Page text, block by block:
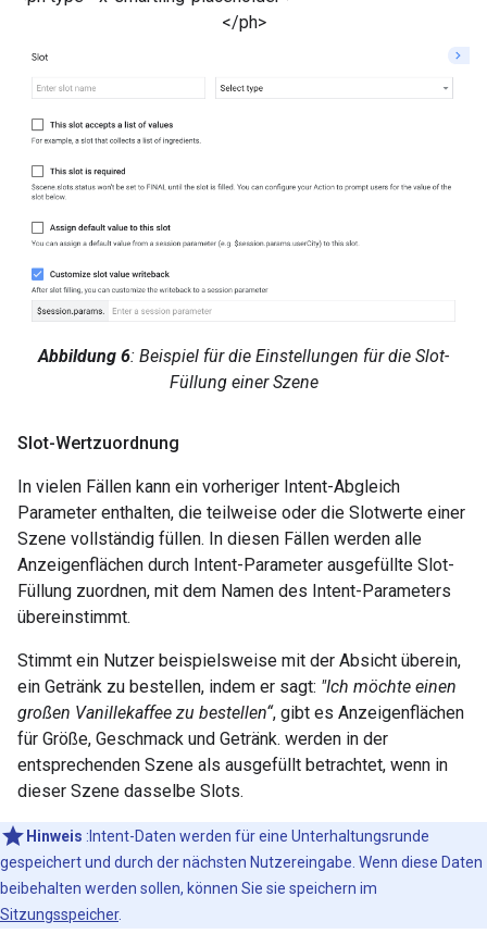
</ph>
Abbildung 6: Beispiel für die Einstellungen für die Slot-
Füllung einer Szene
Slot-Wertzuordnung
In vielen Fällen kann ein vorheriger Intent-Abgleich
Parameter enthalten, die teilweise oder die Slotwerte einer
Szene vollständig füllen. In diesen Fällen werden alle
Anzeigenflächen durch Intent-Parameter ausgefüllte Slot-
Füllung zuordnen, mit dem Namen des Intent-Parameters
übereinstimmt.
Stimmt ein Nutzer beispielsweise mit der Absicht überein,
ein Getränk zu bestellen, indem er sagt: "Ich möchte einen
großen Vanillekaffee zu bestellen“, gibt es Anzeigenflächen
für Größe, Geschmack und Getränk. werden in der
entsprechenden Szene als ausgefüllt betrachtet, wenn in
dieser Szene dasselbe Slots.
Hinweis :Intent-Daten werden für eine Unterhaltungsrunde
gespeichert und durch der nächsten Nutzereingabe. Wenn diese Daten
beibehalten werden sollen, können Sie sie speichern im
Sitzungsspeicher.